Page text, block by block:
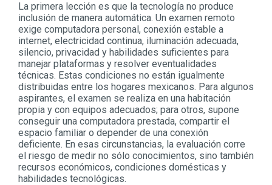
La primera lección es que la tecnología no produce
inclusión de manera automática. Un examen remoto
exige computadora personal, conexión estable a
internet, electricidad continua, iluminación adecuada,
silencio, privacidad y habilidades suficientes para
manejar plataformas y resolver eventualidades
técnicas. Estas condiciones no están igualmente
distribuidas entre los hogares mexicanos. Para algunos
aspirantes, el examen se realiza en una habitación
propia y con equipos adecuados; para otros, supone
conseguir una computadora prestada, compartir el
espacio familiar o depender de una conexión
deficiente. En esas circunstancias, la evaluación corre
el riesgo de medir no sólo conocimientos, sino también
recursos económicos, condiciones domésticas y
habilidades tecnológicas.